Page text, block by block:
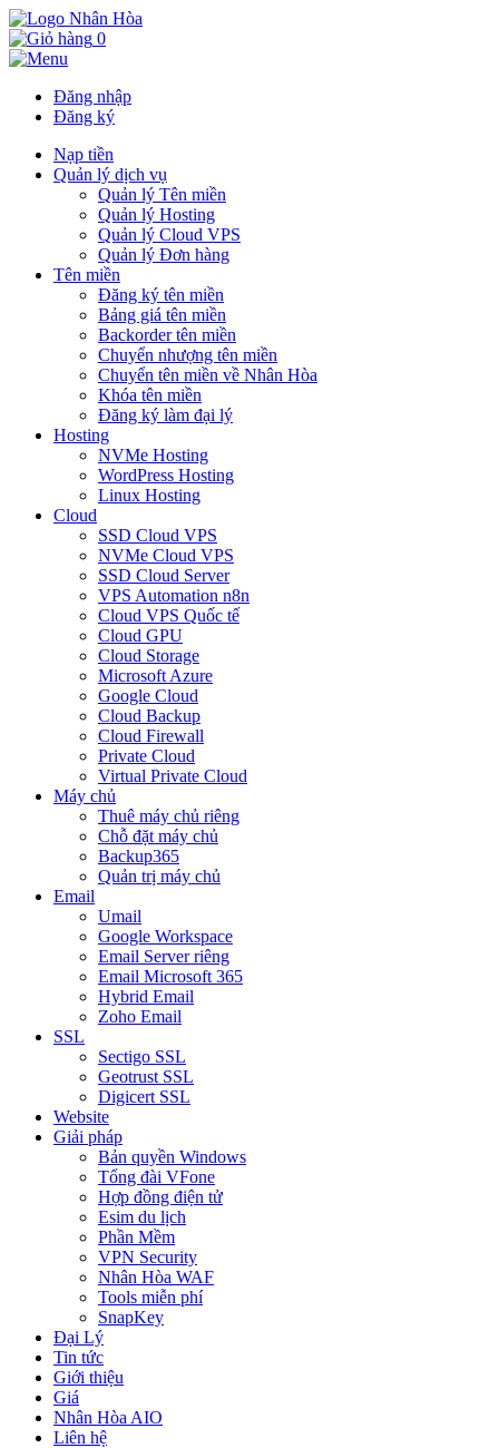
0
Đăng nhập
Đăng ký
Nạp tiền
Quản lý dịch vụ
Quản lý Tên miền
Quản lý Hosting
Quản lý Cloud VPS
Quản lý Đơn hàng
Tên miền
Đăng ký tên miền
Bảng giá tên miền
Backorder tên miền
Chuyển nhượng tên miền
Chuyển tên miền về Nhân Hòa
Khóa tên miền
Đăng ký làm đại lý
Hosting
NVMe Hosting
WordPress Hosting
Linux Hosting
Cloud
SSD Cloud VPS
NVMe Cloud VPS
SSD Cloud Server
VPS Automation n8n
Cloud VPS Quốc tế
Cloud GPU
Cloud Storage
Microsoft Azure
Google Cloud
Cloud Backup
Cloud Firewall
Private Cloud
Virtual Private Cloud
Máy chủ
Thuê máy chủ riêng
Chỗ đặt máy chủ
Backup365
Quản trị máy chủ
Email
Umail
Google Workspace
Email Server riêng
Email Microsoft 365
Hybrid Email
Zoho Email
SSL
Sectigo SSL
Geotrust SSL
Digicert SSL
Website
Giải pháp
Bản quyền Windows
Tổng đài VFone
Hợp đồng điện tử
Esim du lịch
Phần Mềm
VPN Security
Nhân Hòa WAF
Tools miễn phí
SnapKey
Đại Lý
Tin tức
Giới thiệu
Giá
Nhân Hòa AIO
Liên hệ